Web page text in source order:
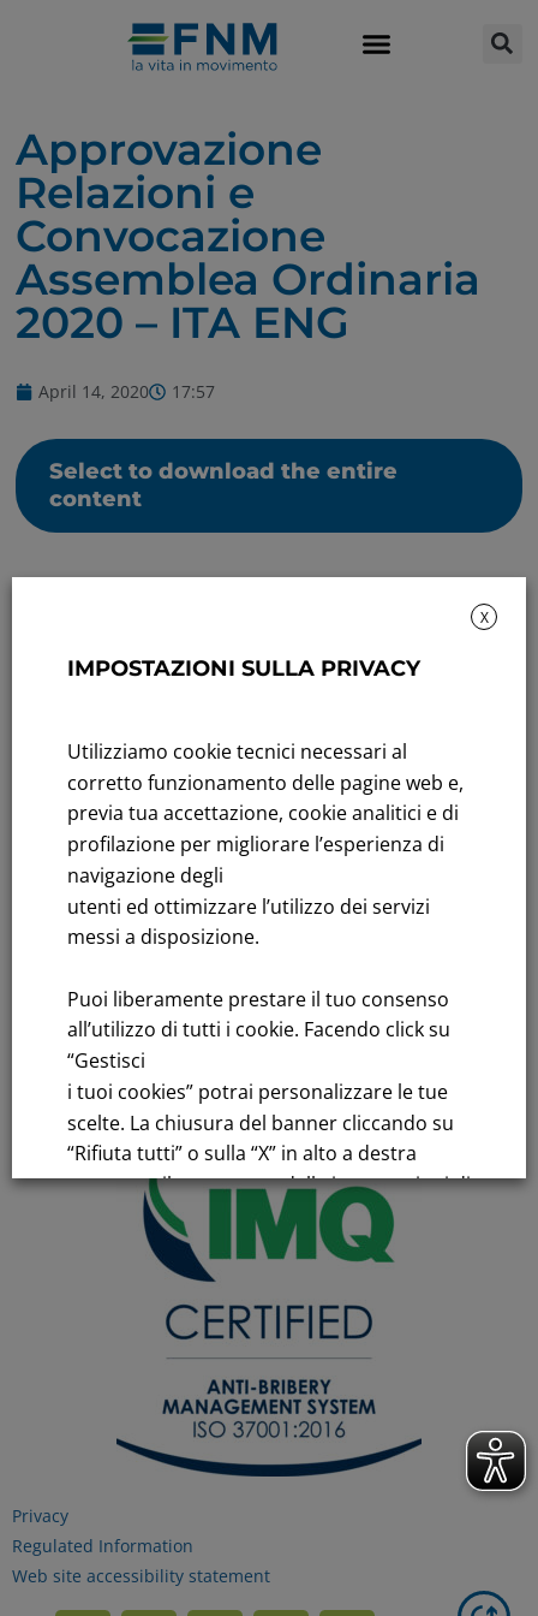
Approvazione
Relazioni e
Convocazione
Assemblea Ordinaria
2020 – ITA ENG
April 14, 2020 17:57
Select to download the entire
content
Title performance: On the stock Exchange
Tenders: All Tenders
FNM S.p.A.
Headquarters in Milan, Piazzale Cadorna, 14
fnm@legalmail.it
Register of Companies
Privacy
Regulated Information
Web site accessibility statement
X
IMPOSTAZIONI SULLA PRIVACY
Utilizziamo cookie tecnici necessari al
corretto funzionamento delle pagine web e,
previa tua accettazione, cookie analitici e di
profilazione per migliorare l’esperienza di
navigazione degli
utenti ed ottimizzare l’utilizzo dei servizi
messi a disposizione.
Puoi liberamente prestare il tuo consenso
all’utilizzo di tutti i cookie. Facendo click su
“Gestisci
i tuoi cookies” potrai personalizzare le tue
scelte. La chiusura del banner cliccando su
“Rifiuta tutti” o sulla “X” in alto a destra
comporta il permanere delle impostazioni di
default e la continuazione della navigazione
in assenza di cookie o altri strumenti di
tracciamento diversi da quelli tecnici.
Per maggiori informazioni consulta la
Informativa sui dati personali e cookie
privacy